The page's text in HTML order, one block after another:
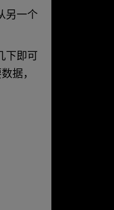
另一个
下即可
据，